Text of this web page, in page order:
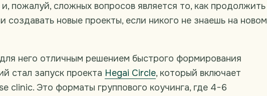
и, пожалуй, сложных вопросов является то, как продолжить
создавать новые проекты, если никого не знаешь на новом
него отличным решением быстрого формирования
стал запуск проекта Hegai Circle, который включает
clinic. Это форматы группового коучинга, где 4−6